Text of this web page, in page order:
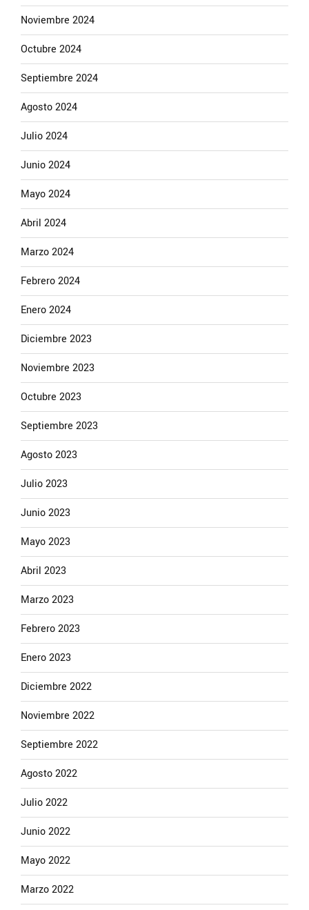
Noviembre 2024
Octubre 2024
Septiembre 2024
Agosto 2024
Julio 2024
Junio 2024
Mayo 2024
Abril 2024
Marzo 2024
Febrero 2024
Enero 2024
Diciembre 2023
Noviembre 2023
Octubre 2023
Septiembre 2023
Agosto 2023
Julio 2023
Junio 2023
Mayo 2023
Abril 2023
Marzo 2023
Febrero 2023
Enero 2023
Diciembre 2022
Noviembre 2022
Septiembre 2022
Agosto 2022
Julio 2022
Junio 2022
Mayo 2022
Marzo 2022